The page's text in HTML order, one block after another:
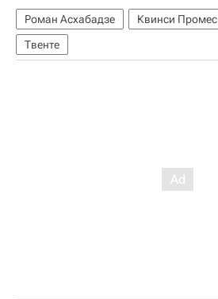
Роман Асхабадзе Квинси Промес
Твенте